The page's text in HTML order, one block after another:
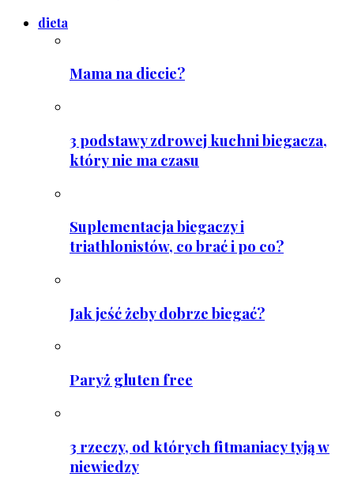
dieta
Mama na diecie?
3 podstawy zdrowej kuchni biegacza,
który nie ma czasu
Suplementacja biegaczy i
triathlonistów, co brać i po co?
Jak jeść żeby dobrze biegać?
Paryż gluten free
3 rzeczy, od których fitmaniacy tyją w
niewiedzy